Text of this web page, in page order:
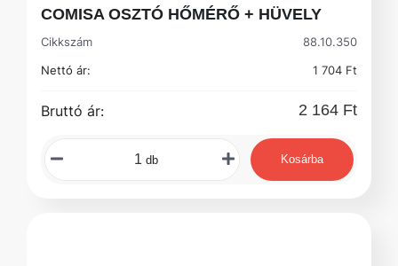
COMISA OSZTÓ HŐMÉRŐ + HÜVELY
Cikkszám
88.10.350
Nettó ár:
1 704 Ft
Bruttó ár: 2 164 Ft
db Kosárba